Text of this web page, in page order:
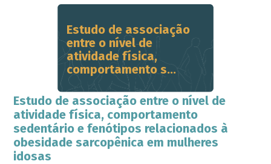
Estudo de associação
entre o nível de
atividade física,
comportamento s...
Estudo de associação entre o nível de
atividade física, comportamento
sedentário e fenótipos relacionados à
obesidade sarcopênica em mulheres
idosas